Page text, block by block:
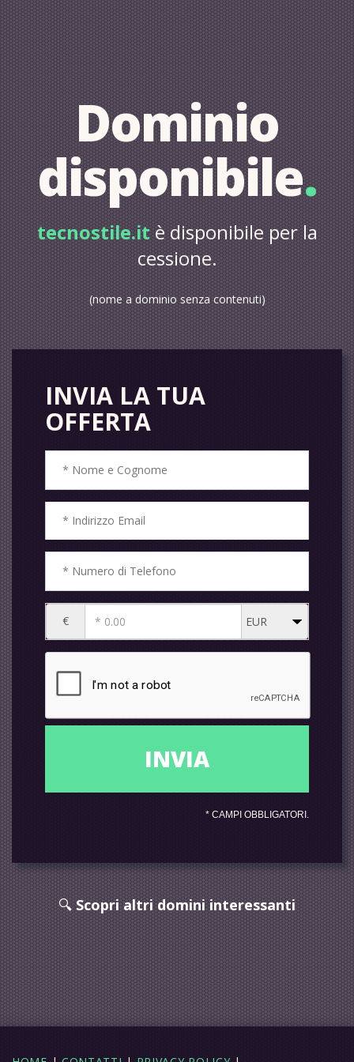
Dominio
disponibile.
tecnostile.itè disponibile per la
cessione.
(nome a dominio senza contenuti)
INVIA LA TUA
OFFERTA
€
* CAMPI OBBLIGATORI.
🔍Scopri altri domini interessanti